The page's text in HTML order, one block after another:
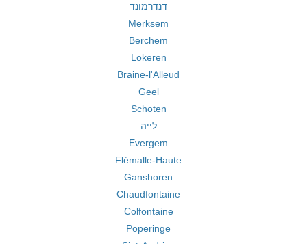
דנדרמונד
Merksem
Berchem
Lokeren
Braine-l'Alleud
Geel
Schoten
לייה
Evergem
Flémalle-Haute
Ganshoren
Chaudfontaine
Colfontaine
Poperinge